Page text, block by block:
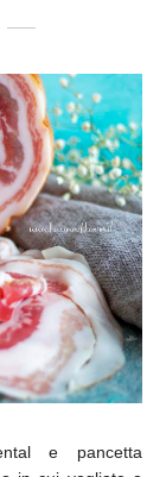
e pancetta